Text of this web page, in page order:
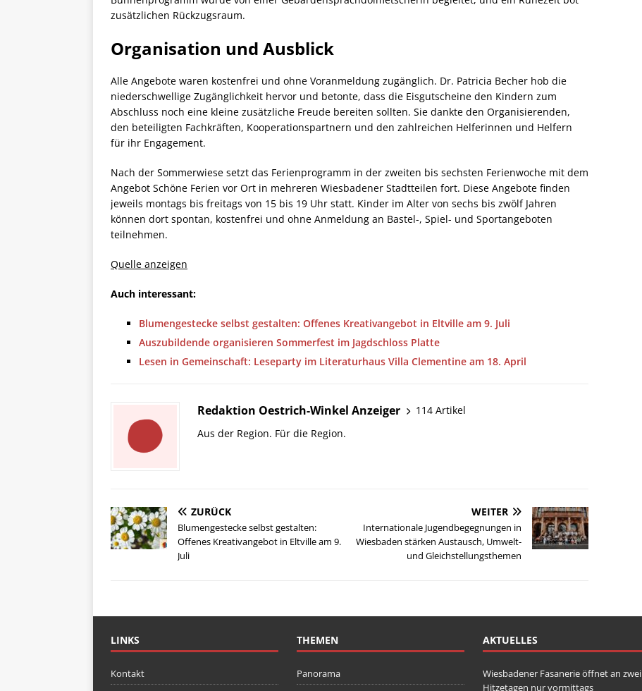
zusätzlichen Rückzugsraum.
Organisation und Ausblick
Alle Angebote waren kostenfrei und ohne Voranmeldung zugänglich. Dr. Patricia Becher hob die
niederschwellige Zugänglichkeit hervor und betonte, dass die Eisgutscheine den Kindern zum
Abschluss noch eine kleine zusätzliche Freude bereiten sollten. Sie dankte den Organisierenden,
den beteiligten Fachkräften, Kooperationspartnern und den zahlreichen Helferinnen und Helfern
für ihr Engagement.
Nach der Sommerwiese setzt das Ferienprogramm in der zweiten bis sechsten Ferienwoche mit dem
Angebot Schöne Ferien vor Ort in mehreren Wiesbadener Stadtteilen fort. Diese Angebote finden
jeweils montags bis freitags von 15 bis 19 Uhr statt. Kinder im Alter von sechs bis zwölf Jahren
können dort spontan, kostenfrei und ohne Anmeldung an Bastel-, Spiel- und Sportangeboten
teilnehmen.
Quelle anzeigen
Auch interessant:
Blumengestecke selbst gestalten: Offenes Kreativangebot in Eltville am 9. Juli
Auszubildende organisieren Sommerfest im Jagdschloss Platte
Lesen in Gemeinschaft: Leseparty im Literaturhaus Villa Clementine am 18. April
Redaktion Oestrich-Winkel Anzeiger
114 Artikel
Aus der Region. Für die Region.
ZURÜCK
Blumengestecke selbst gestalten:
Offenes Kreativangebot in Eltville am 9.
Juli
WEITER
Internationale Jugendbegegnungen in
Wiesbaden stärken Austausch, Umwelt-
und Gleichstellungsthemen
LINKS
Kontakt
THEMEN
Panorama
AKTUELLES
Wiesbadener Fasanerie öffnet an zwei
Hitzetagen nur vormittags